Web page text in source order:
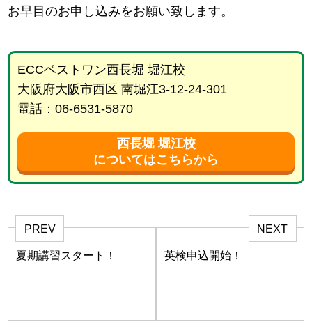
お早目のお申し込みをお願い致します。
ECCベストワン西長堀 堀江校
大阪府大阪市西区 南堀江3-12-24-301
電話：06-6531-5870
西長堀 堀江校
についてはこちらから
PREV
夏期講習スタート！
NEXT
英検申込開始！